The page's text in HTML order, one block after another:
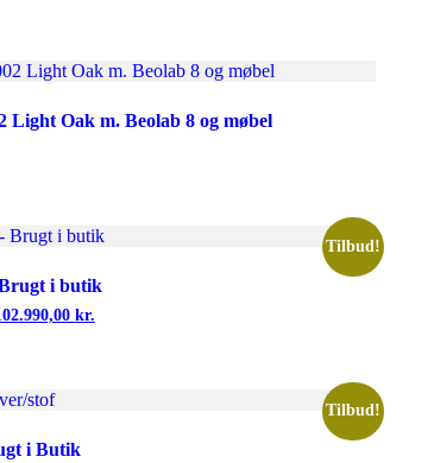
Light Oak m. Beolab 8 og møbel
Tilbud!
i butik
kr..
kr.
Tilbud!
i Butik